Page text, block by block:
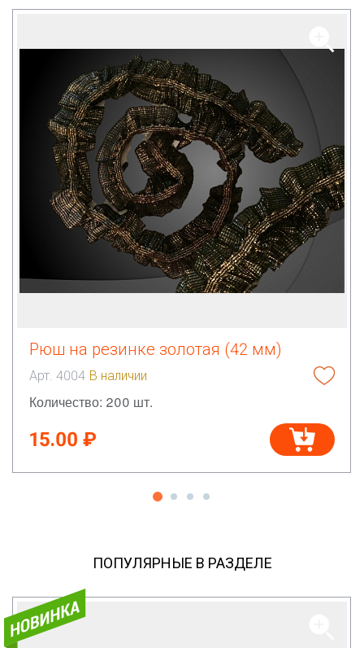
Рюш на резинке золотая (42 мм)
Арт. 4004 В наличии
Количество: 200 шт.
15.00 ₽
ПОПУЛЯРНЫЕ В РАЗДЕЛЕ